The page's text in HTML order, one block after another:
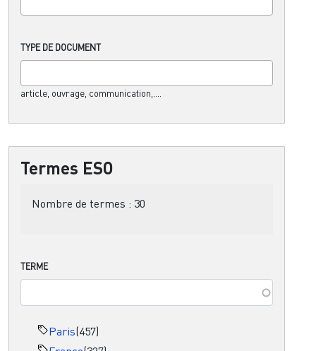
TYPE DE DOCUMENT
article, ouvrage, communication,....
Termes ESO
Nombre de termes : 30
TERME
Paris(457)